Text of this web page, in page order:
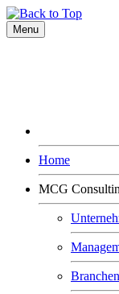
Menu
Home
MCG